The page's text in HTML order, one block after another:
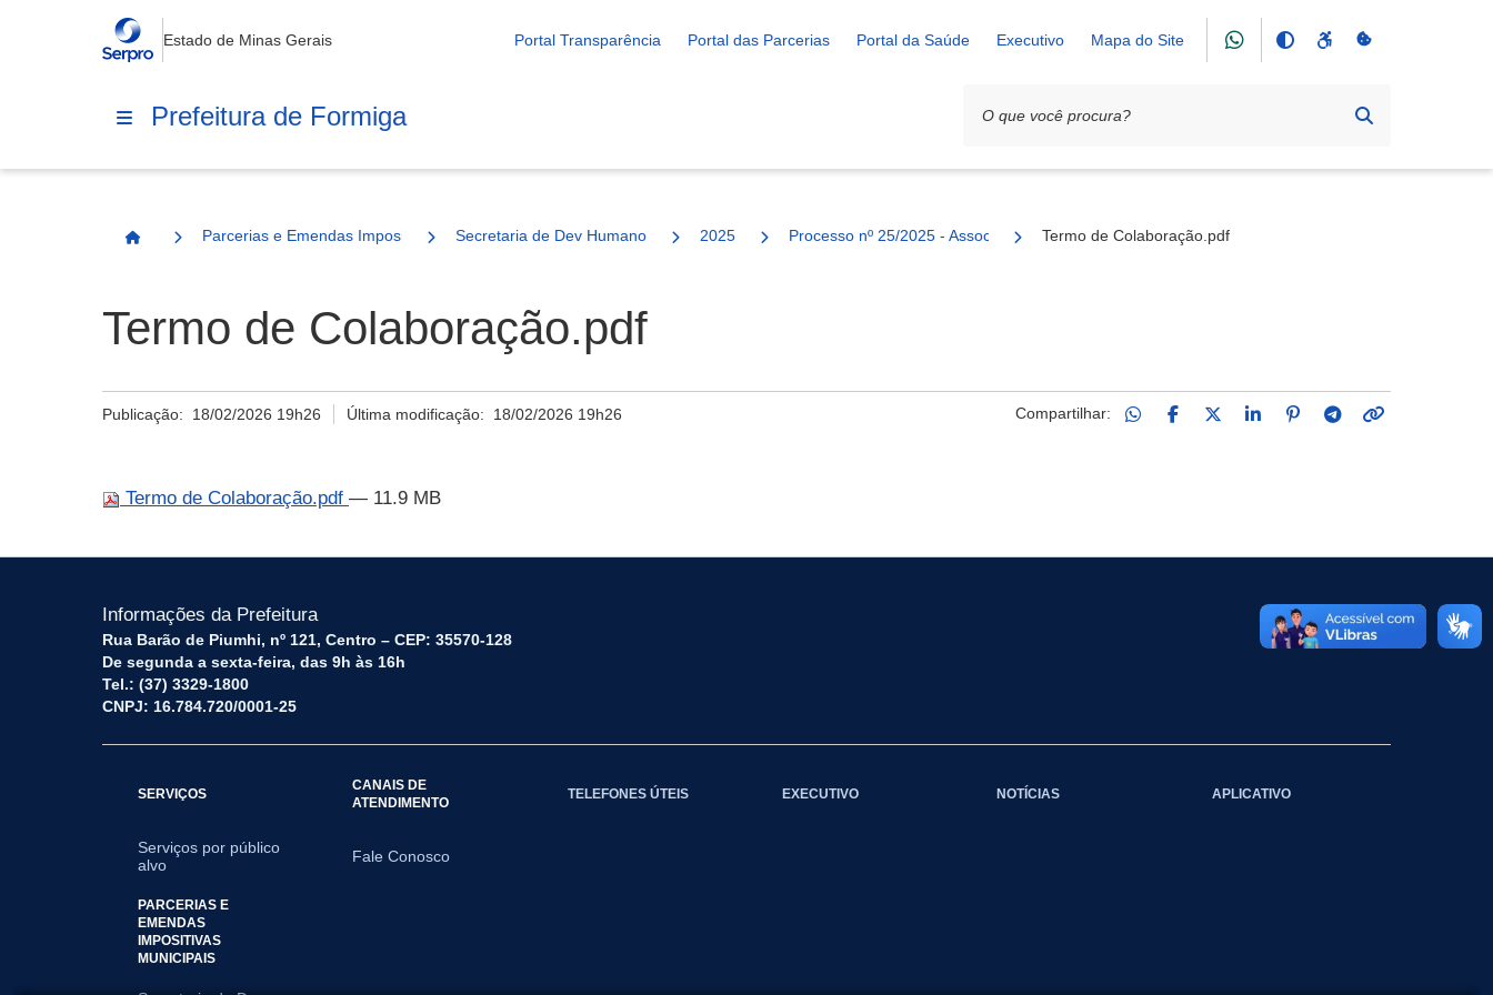
Estado de Minas Gerais Portal Transparência Portal das Parcerias Portal da Saúde Executivo Mapa do Site
Prefeitura de Formiga
Página Inicial
Parcerias e Emendas Impositivas MunicipaisSecretaria de Dev Humano 2025 Processo nº 25/2025 - Associação Mão AmigaTermo de Colaboração.pdf
Termo de Colaboração.pdf
Publicação: 18/02/2026 19h26 Última modificação: 18/02/2026 19h26 Compartilhar:
Termo de Colaboração.pdf — 11.9 MB
Informações da Prefeitura
Rua Barão de Piumhi, nº 121, Centro – CEP: 35570-128
De segunda a sexta-feira, das 9h às 16h
Tel.: (37) 3329-1800
CNPJ: 16.784.720/0001-25
SERVIÇOS
Serviços por público
alvo
CANAIS DE
ATENDIMENTO
Fale Conosco
TELEFONES ÚTEIS EXECUTIVO NOTÍCIAS APLICATIVO
PARCERIAS E
EMENDAS
IMPOSITIVAS
MUNICIPAIS